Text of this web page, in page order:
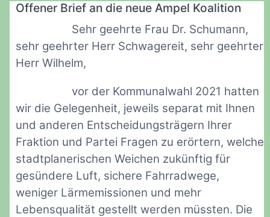
Offener Brief an die neue Ampel Koalition
Sehr geehrte Frau Dr. Schumann,
sehr geehrter Herr Schwagereit, sehr geehrter
Herr Wilhelm,
vor der Kommunalwahl 2021 hatten
wir die Gelegenheit, jeweils separat mit Ihnen
und anderen Entscheidungsträgern Ihrer
Fraktion und Partei Fragen zu erörtern, welche
stadtplanerischen Weichen zukünftig für
gesündere Luft, sichere Fahrradwege,
weniger Lärmemissionen und mehr
Lebensqualität gestellt werden müssten. Die